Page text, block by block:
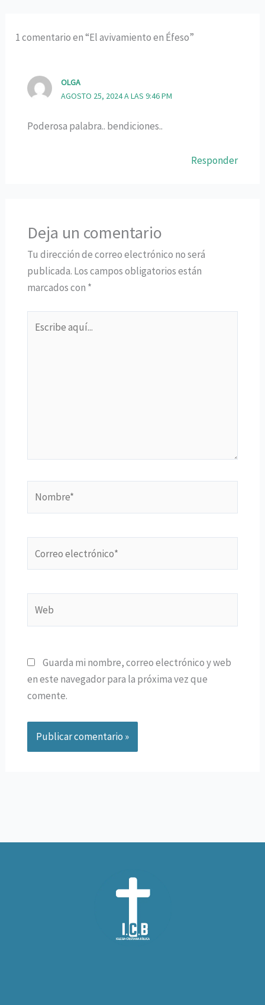
1 comentario en “El avivamiento en Éfeso”
OLGA
AGOSTO 25, 2024 A LAS 9:46 PM
Poderosa palabra.. bendiciones..
Responder
Deja un comentario
Tu dirección de correo electrónico no será
publicada. Los campos obligatorios están
marcados con *
aquí...
electrónico*
Guarda mi nombre, correo electrónico y web
en este navegador para la próxima vez que
comente.